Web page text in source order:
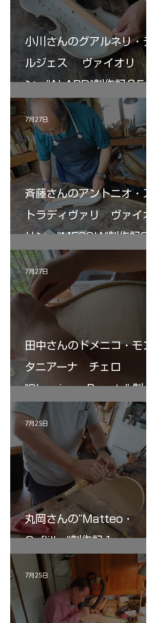
小川さんのグアルネリ・デ
ルジェス ヴァイオリ
ン ”ALARD"制作記３5
斉藤さんのアントニオ・ス
トラディヴァリ ヴァイオ
リン ”MESSIA"制作記33
7月27日
田中さんのドメニコ・モン
タニアーナ チェロ
"Sleeping・Beauty” 制作
記 30
7月27日
丸岡さんの”Matteo・
Gofliller”制作記１
7月25日
7月25日